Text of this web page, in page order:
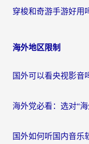
海外地区限制